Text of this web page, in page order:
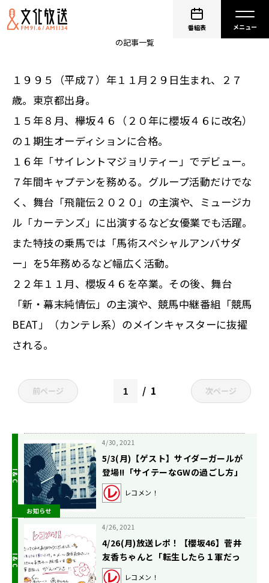
番組表
の記事一覧
１９９５（平成７）年１１月２９日生まれ、２７
歳。東京都出身。
１５年８月、欅坂４６（２０年に櫻坂４６に改名）
の１期生オーディションに合格。
１６年「サイレントマジョリティー」でデビュー。
７年間キャプテンを務める。グループ活動だけでな
く、舞台「飛龍伝２０２０」の主演や、ミュージカ
ル「カーテンズ」に出演するなど女優業でも活躍。
また特技の乗馬では「馬術スペシャルアンバサダ
ー」を5年務めるなど幅広く活動。
２２年１１月、櫻坂４６を卒業。その後、舞台
「新・幕末純情伝」の主演や、競馬中継番組「競馬
BEAT」（カンテレ系）のメインキャスターに抜擢
される。
前ページ 1 次ページ
お知らせ
4/30, 2021
5/3(月)【ゲスト】サイダーガールが
登場!!「サイテーなGWの過ごし方」
大募集!!
レコメン！
4/26, 2021
4/26(月)放送レポ！【櫻坂46】菅井
友香ちゃんと「転生したら１軍だっ
た件」で大盛り上がり！
レコメン！